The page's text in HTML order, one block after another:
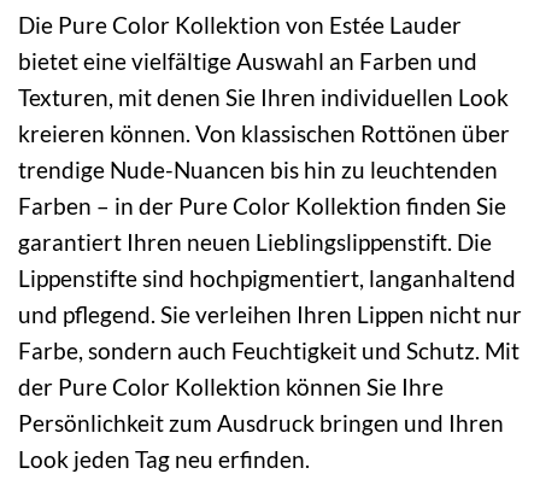
Die Pure Color Kollektion von Estée Lauder
bietet eine vielfältige Auswahl an Farben und
Texturen, mit denen Sie Ihren individuellen Look
kreieren können. Von klassischen Rottönen über
trendige Nude-Nuancen bis hin zu leuchtenden
Farben – in der Pure Color Kollektion finden Sie
garantiert Ihren neuen Lieblingslippenstift. Die
Lippenstifte sind hochpigmentiert, langanhaltend
und pflegend. Sie verleihen Ihren Lippen nicht nur
Farbe, sondern auch Feuchtigkeit und Schutz. Mit
der Pure Color Kollektion können Sie Ihre
Persönlichkeit zum Ausdruck bringen und Ihren
Look jeden Tag neu erfinden.